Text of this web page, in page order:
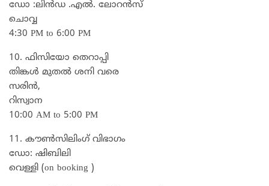
ഡോ :ലിൻഡ .എൽ. ലോറൻസ്
ചൊവ്വ
4:30 PM to 6:00 PM
10. ഫിസിയോ തെറാപ്പി
തിങ്കൾ മുതൽ ശനി വരെ
സരിൻ,
റിസ്വാന
10:00 AM to 5:00 PM
11. കൗൺസിലിംഗ് വിഭാഗം
ഡോ: ഷിബിലി
വെള്ളി (on booking )